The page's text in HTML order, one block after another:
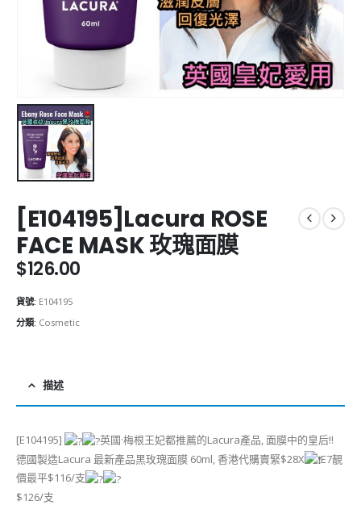
[E104195]Lacura ROSE
FACE MASK 玫瑰面膜
$126.00
貨號: E104195
分類: Cosmetic
描述
[E104195]
英國·梅根王妃都推薦的Lacura產品, 面膜中的皇后!!
德國製造Lacura 最新產品黑玫瑰面膜 60ml, 香港代購賣緊$28X
E7靚
價最平$116/支
$126/支